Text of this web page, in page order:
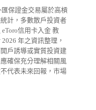
保證金交易屬於高槓
計，多數散戶投資者
信用卡入金 教
年之資訊整理，
戶誘導或實質投資建
確保充分理解相關風
代表未來回報，市場